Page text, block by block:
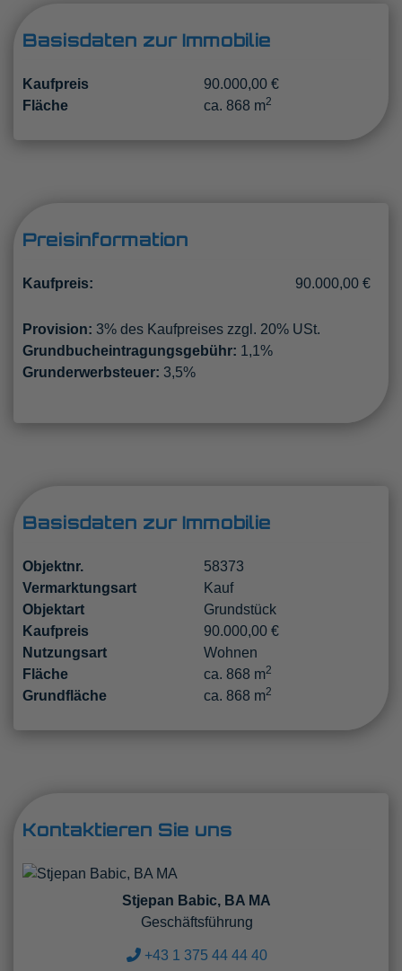
Basisdaten zur Immobilie
Kaufpreis
90.000,00 €
Fläche
ca. 868 m2
Preisinformation
Kaufpreis: 90.000,00 €
Provision: 3% des Kaufpreises zzgl. 20% USt.
Grundbucheintragungsgebühr: 1,1%
Grunderwerbsteuer: 3,5%
Basisdaten zur Immobilie
Objektnr.
58373
Vermarktungsart
Kauf
Objektart
Grundstück
Kaufpreis
90.000,00 €
Nutzungsart
Wohnen
Fläche
ca. 868 m2
Grundfläche ca. 868 m2
Kontaktieren Sie uns
Stjepan Babic, BA MA
Geschäftsführung
+43 1 375 44 44 40